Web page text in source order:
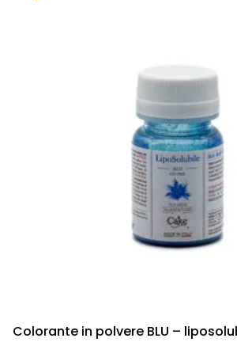
Colorante in polvere BLU –